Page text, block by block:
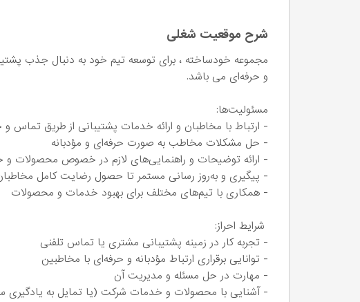
شرح موقعیت شغلی
مجموعه خودساخته ، برای توسعه تیم خود به دنبال جذب
و حرفه‌ای می‌ باشد.
مسئولیت‌ها:
- ارتباط با مخاطبان و ارائه خدمات پشتیبانی از طریق تماس
- حل مشکلات مخاطب به صورت حرفه‌ای و مؤدبانه
- ارائه توضیحات و راهنمایی‌های لازم در خصوص محصولات
- پیگیری و به‌روز رسانی مستمر تا حصول رضایت کامل
- همکاری با تیم‌های مختلف برای بهبود خدمات و محصولات
شرایط احراز:
- تجربه کار در زمینه پشتیبانی مشتری یا تماس تلفنی
- توانایی برقراری ارتباط مؤدبانه و حرفه‌ای با مخاطبین
- مهارت در حل مسئله و مدیریت آن
- آشنایی با محصولات و خدمات شرکت (یا تمایل به یادگیری